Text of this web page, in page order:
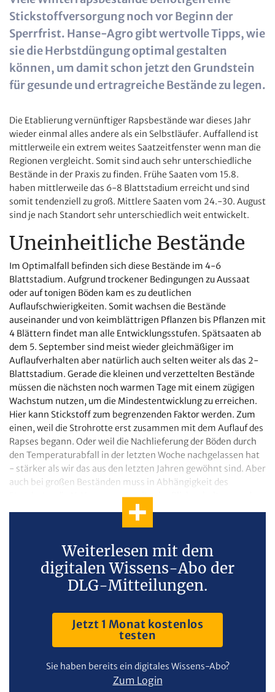
Stickstoffversorgung noch vor Beginn der
Sperrfrist. Hanse-Agro gibt wertvolle Tipps, wie
sie die Herbstdüngung optimal gestalten
können, um damit schon jetzt den Grundstein
für gesunde und ertragreiche Bestände zu legen.
Die Etablierung vernünftiger Rapsbestände war dieses Jahr
wieder einmal alles andere als ein Selbstläufer. Auffallend ist
mittlerweile ein extrem weites Saatzeitfenster wenn man die
Regionen vergleicht. Somit sind auch sehr unterschiedliche
Bestände in der Praxis zu finden. Frühe Saaten vom 15.8.
haben mittlerweile das 6-8 Blattstadium erreicht und sind
somit tendenziell zu groß. Mittlere Saaten vom 24.-30. August
sind je nach Standort sehr unterschiedlich weit entwickelt.
Uneinheitliche Bestände
Im Optimalfall befinden sich diese Bestände im 4-6
Blattstadium. Aufgrund trockener Bedingungen zu Aussaat
oder auf tonigen Böden kam es zu deutlichen
Auflaufschwierigkeiten. Somit wachsen die Bestände
auseinander und von keimblättrigen Pflanzen bis Pflanzen mit
4 Blättern findet man alle Entwicklungsstufen. Spätsaaten ab
dem 5. September sind meist wieder gleichmäßiger im
Auflaufverhalten aber natürlich auch selten weiter als das 2-
Blattstadium. Gerade die kleinen und verzettelten Bestände
müssen die nächsten noch warmen Tage mit einem zügigen
Wachstum nutzen, um die Mindestentwicklung zu erreichen.
Hier kann Stickstoff zum begrenzenden Faktor werden. Zum
einen, weil die Strohrotte erst zusammen mit dem Auflauf des
Rapses begann. Oder weil die Nachlieferung der Böden durch
den Temperaturabfall in der letzten Woche nachgelassen hat
- stärker als wir das aus den letzten Jahren gewöhnt sind. Aber
auch bei großen Beständen muss in Abhängigkeit des
Standortes die N-Versorgung weiter im Blick gehalten werden.
Weiterlesen mit dem
digitalen Wissens-Abo der
DLG-Mitteilungen.
Jetzt 1 Monat kostenlos
testen
Sie haben bereits ein digitales Wissens-Abo?
Zum Login